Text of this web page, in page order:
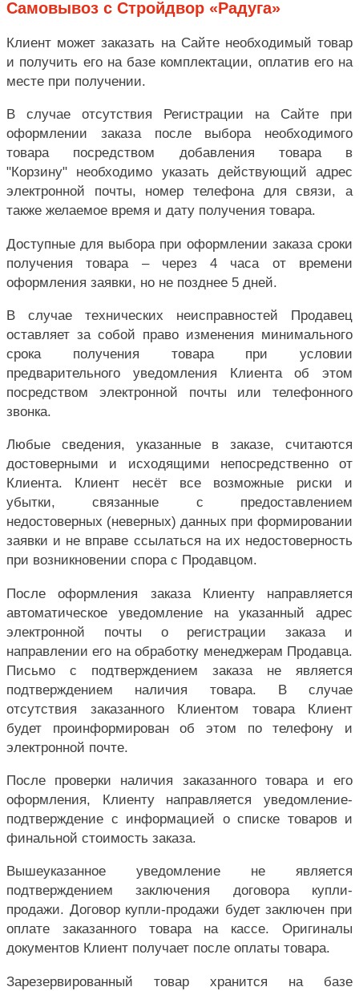
Самовывоз с Стройдвор «Радуга»
Клиент может заказать на Сайте необходимый товар
и получить его на базе комплектации, оплатив его на
месте при получении.
В случае отсутствия Регистрации на Сайте при
оформлении заказа после выбора необходимого
товара посредством добавления товара в
"Корзину" необходимо указать действующий адрес
электронной почты, номер телефона для связи, а
также желаемое время и дату получения товара.
Доступные для выбора при оформлении заказа сроки
получения товара – через 4 часа от времени
оформления заявки, но не позднее 5 дней.
В случае технических неисправностей Продавец
оставляет за собой право изменения минимального
срока получения товара при условии
предварительного уведомления Клиента об этом
посредством электронной почты или телефонного
звонка.
Любые сведения, указанные в заказе, считаются
достоверными и исходящими непосредственно от
Клиента. Клиент несёт все возможные риски и
убытки, связанные с предоставлением
недостоверных (неверных) данных при формировании
заявки и не вправе ссылаться на их недостоверность
при возникновении спора с Продавцом.
После оформления заказа Клиенту направляется
автоматическое уведомление на указанный адрес
электронной почты о регистрации заказа и
направлении его на обработку менеджерам Продавца.
Письмо с подтверждением заказа не является
подтверждением наличия товара. В случае
отсутствия заказанного Клиентом товара Клиент
будет проинформирован об этом по телефону и
электронной почте.
После проверки наличия заказанного товара и его
оформления, Клиенту направляется уведомление-
подтверждение с информацией о списке товаров и
финальной стоимость заказа.
Вышеуказанное уведомление не является
подтверждением заключения договора купли-
продажи. Договор купли-продажи будет заключен при
оплате заказанного товара на кассе. Оригиналы
документов Клиент получает после оплаты товара.
Зарезервированный товар хранится на базе